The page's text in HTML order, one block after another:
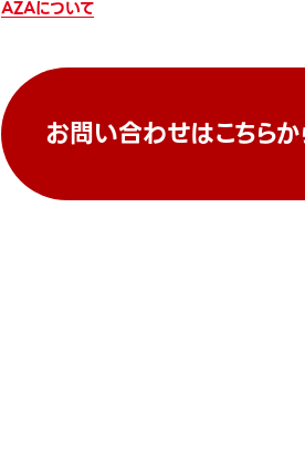
AZAについて
お問い合わせはこちらか